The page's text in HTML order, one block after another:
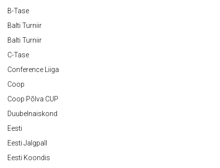
B-Tase
Balti Turniir
Balti Turniir
C-Tase
Conference Liiga
Coop
Coop Põlva CUP
Duubelnaiskond
Eesti
Eesti Jalgpall
Eesti Koondis